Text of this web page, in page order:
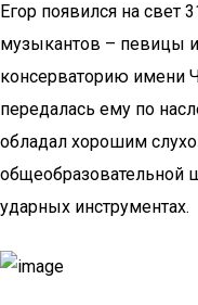
Егор появился на свет
музыкантов – певицы и
консерваторию имени
передалась ему по
обладал хорошим
общеобразовательной
ударных инструментах.